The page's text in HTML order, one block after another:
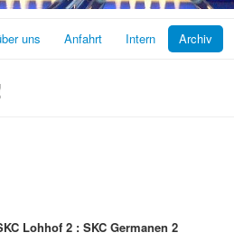
uns Anfahrt Intern Archiv
Lohhof 2 : SKC Germanen 2